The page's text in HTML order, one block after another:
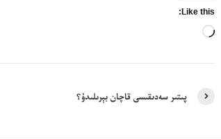
Like this:
Loading…
پىتىر سەدىقىسى قاچان بېرىلىدۇ؟